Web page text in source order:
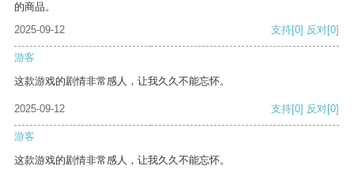
的商品。
2025-09-12
支持[0] 反对[0]
游客
这款游戏的剧情非常感人，让我久久不能忘怀。
2025-09-12 支持[0] 反对[0]
游客
这款游戏的剧情非常感人，让我久久不能忘怀。